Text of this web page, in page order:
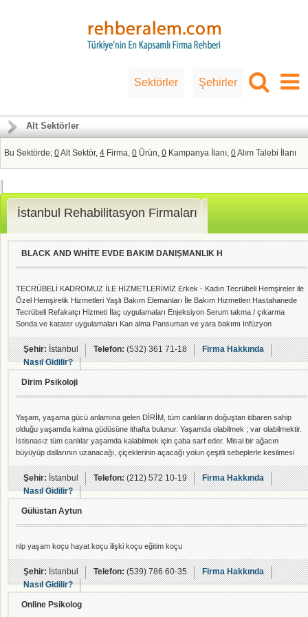
Sektörler Şehirler
Alt Sektörler
Bu Sektörde; 0Alt Sektör, 4 Firma, 0 Ürün, 0 Kampanya İlanı, 0Alım Talebi İlanı
İstanbul Rehabilitasyon Firmaları
BLACK AND WHİTE EVDE BAKIM DANIŞMANLIK H
TECRÜBELİ KADROMUZ İLE HİZMETLERİMİZ Erkek - Kadın Tecrübeli Hemşireler ile
Özel Hemşirelik Hizmetleri Yaşlı Bakım Elemanları İle Bakım Hizmetleri Hastahanede
Tecrübeli Refakatçı Hizmeti İlaç uygulamaları Enjeksiyon Serum takma / çıkarma
Sonda ve katater uygulamaları Kan alma Pansuman ve yara bakımı Infüzyon
uygulamaları Ostomi bakımı Hasta ve hasta yakını eğitimi ve danışmanlık Yurt dışı /
yurt içi hasta transferinde refakat
Şehir:İstanbul Telefon:(532) 361 71-18
Firma Hakkında
Nasıl Gidilir?
Dirim Psikoloji
Yaşam, yaşama gücü anlamına gelen DİRİM, tüm canlıların doğuştan itibaren sahip
olduğu yaşamda kalma güdüsüne ithafta bulunur. Yaşamda olabilmek ; var olabilmektir.
İstisnasız tüm canlılar yaşamda kalabilmek için çaba sarf eder. Misal bir ağacın
büyüyüp dallarının uzanacağı, çiçeklerinin açacağı yolun çeşitli sebeplerle kesilmesi
durumunda; kendi fizyolojik durumunu bozma pahasına büyümeye devam edebilecek
en kısa yoldan gelişim yolculuğuna devam edecek, dallarına ve çiçeklerine yine
kavuşacaktır.
Şehir:İstanbul Telefon:(212) 572 10-19
Firma Hakkında
Nasıl Gidilir?
Gülüstan Aytun
nlp yaşam koçu hayat koçu ilişki koçu eğitim koçu
Şehir:İstanbul Telefon:(539) 786 60-35
Firma Hakkında
Nasıl Gidilir?
Online Psikolog